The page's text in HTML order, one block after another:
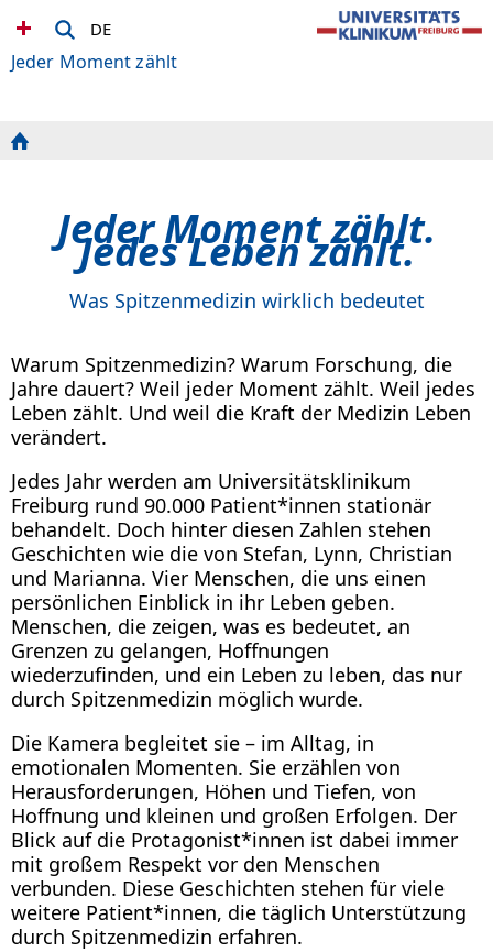
DE
Jeder Moment zählt
Jeder Moment zählt.
Jedes Leben zählt.
Was Spitzenmedizin wirklich bedeutet
Warum Spitzenmedizin? Warum Forschung, die
Jahre dauert? Weil jeder Moment zählt. Weil jedes
Leben zählt. Und weil die Kraft der Medizin Leben
verändert.
Jedes Jahr werden am Universitätsklinikum
Freiburg rund 90.000 Patient*innen stationär
behandelt. Doch hinter diesen Zahlen stehen
Geschichten wie die von Stefan, Lynn, Christian
und Marianna. Vier Menschen, die uns einen
persönlichen Einblick in ihr Leben geben.
Menschen, die zeigen, was es bedeutet, an
Grenzen zu gelangen, Hoffnungen
wiederzufinden, und ein Leben zu leben, das nur
durch Spitzenmedizin möglich wurde.
Die Kamera begleitet sie – im Alltag, in
emotionalen Momenten. Sie erzählen von
Herausforderungen, Höhen und Tiefen, von
Hoffnung und kleinen und großen Erfolgen. Der
Blick auf die Protagonist*innen ist dabei immer
mit großem Respekt vor den Menschen
verbunden. Diese Geschichten stehen für viele
weitere Patient*innen, die täglich Unterstützung
durch Spitzenmedizin erfahren.